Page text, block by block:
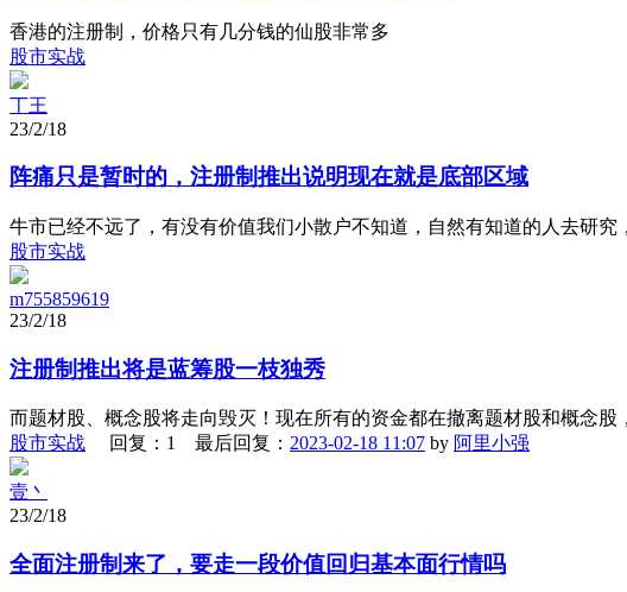
香港的注册制，价格只有几分钱的仙股非常多
股市实战
丅王
23/2/18
阵痛只是暂时的，注册制推出说明现在就是底部区域
牛市已经不远了，有没有价值我们小散户不知道，自然有知道的人去研
股市实战
m755859619
23/2/18
注册制推出将是蓝筹股一枝独秀
而题材股、概念股将走向毁灭！现在所有的资金都在撤离题材股和概念股
股市实战 回复：1 最后回复： 2023-02-18 11:07 by 阿里小强
壹丶
23/2/18
全面注册制来了，要走一段价值回归基本面行情吗